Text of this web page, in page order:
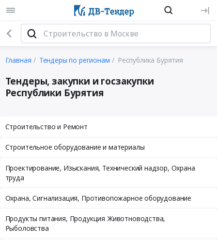
Главная Тендеры по регионам Республика Бурятия
Тендеры, закупки и госзакупки
Республики Бурятия
Строительство и Ремонт
Строительное оборудование и материалы
Проектирование, Изыскания, Технический надзор, Охрана
труда
Охрана, Сигнализация, Противопожарное оборудование
Продукты питания, Продукция Животноводства,
Рыболовства